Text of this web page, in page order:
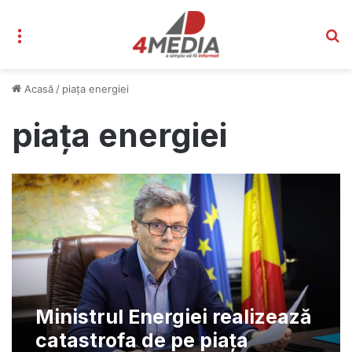
Acasă / piața energiei
piața energiei
Ministrul Energiei realizează
catastrofa de pe piața